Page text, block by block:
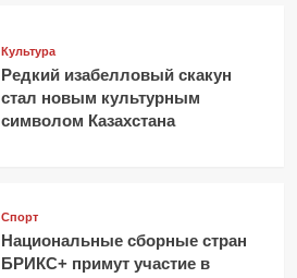
Культура
Редкий изабелловый скакун
стал новым культурным
символом Казахстана
Спорт
Национальные сборные стран
БРИКС+ примут участие в